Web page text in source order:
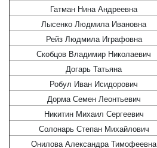
Гатман Нина Андреевна
Лысенко Людмила Ивановна
Рейз Людмила Играфовна
Скобцов Владимир Николаевич
Догарь Татьяна
Робул Иван Исидорович
Дорма Семен Леонтьевич
Никитин Михаил Сергеевич
Солонарь Степан Михайлович
Онилова Александра Тимофеевна